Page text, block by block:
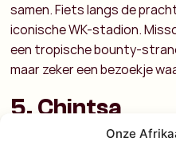
Onze
samen. Fiets langs de
iconische WK-stadion.
een tropische bounty-
maar zeker een bezoekje
5. Chintsa